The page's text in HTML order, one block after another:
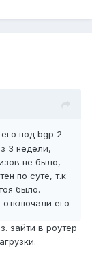
под bgp 2
3 недели,
не было,
по суте, т.к
было.
его
зайти в роутер